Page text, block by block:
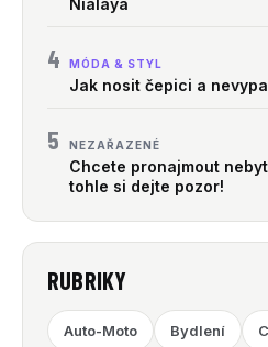
Nialaya
4 MÓDA & STYL
Jak nosit čepici a
5 NEZAŘAZENÉ
Chcete pronajmout
tohle si dejte pozor!
RUBRIKY
Auto-Moto Bydlení